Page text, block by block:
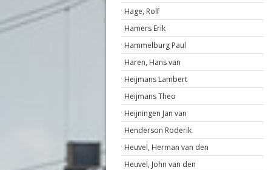
Hage, Rolf
Hamers Erik
Hammelburg Paul
Haren, Hans van
Heijmans Lambert
Heijmans Theo
Heijningen Jan van
Henderson Roderik
Heuvel, Herman van den
Heuvel, John van den